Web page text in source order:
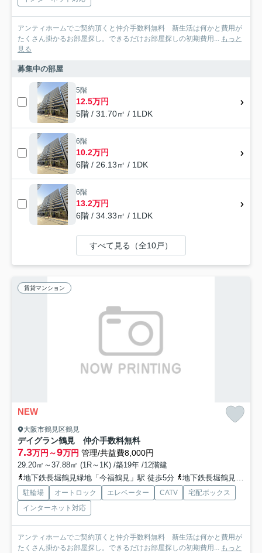
アンティホームでご契約頂くと仲介手数料無料 新生活は何かと費用が
たくさん掛かるお部屋探し。できるだけお部屋探しの初期費用... もっと
見る
募集中の部屋
5階
12.5万円
5階 / 31.70㎡ / 1LDK
6階
10.2万円
6階 / 26.13㎡ / 1DK
6階
13.2万円
6階 / 34.33㎡ / 1LDK
すべて見る（全10戸）
賃貸マンション
NEW
大阪市鶴見区鶴見
デイグラン鶴見 仲介手数料無料
7.3万円～9万円 管理/共益費8,000円
29.20㎡～37.88㎡ (1R～1K) /築19年 /12階建
地下鉄長堀鶴見緑地「今福鶴見」駅 徒歩5分
地下鉄長堀鶴見緑地「横堤」駅 徒歩18分
駐輪場 オートロック エレベーター CATV
宅配ボックス
インターネット対応
アンティホームでご契約頂くと仲介手数料無料 新生活は何かと費用が
たくさん掛かるお部屋探し。できるだけお部屋探しの初期費用... もっと